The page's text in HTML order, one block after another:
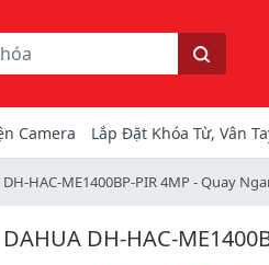
Tìm kiếm
Camera Lắp Đặt Khóa Từ, Vân
HAC-ME1400BP-PIR 4MP - Quay
DH-HAC-